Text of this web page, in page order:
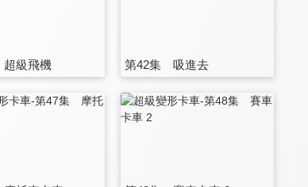
級飛機 第42集 吸進去